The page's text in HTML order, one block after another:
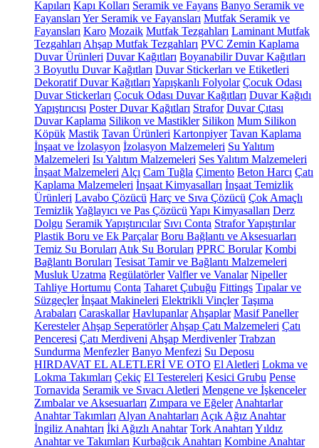
Kapıları Kapı Kolları Seramik ve Fayans Banyo Seramik ve
Fayansları Yer Seramik ve Fayansları Mutfak Seramik ve
Fayansları Karo Mozaik Mutfak Tezgahları Laminant Mutfak
Tezgahları Ahşap Mutfak Tezgahları PVC Zemin Kaplama
Duvar Ürünleri Duvar Kağıtları Boyanabilir Duvar Kağıtları
3 Boyutlu Duvar Kağıtları Duvar Stickerları ve Etiketleri
Dekoratif Duvar Kağıtları Yapışkanlı Folyolar Çocuk Odası
Duvar Stickerları Çocuk Odası Duvar Kağıtları Duvar Kağıdı
Yapıştırıcısı Poster Duvar Kağıtları Strafor Duvar Çıtası
Duvar Kaplama Silikon ve Mastikler Silikon Mum Silikon
Köpük Mastik Tavan Ürünleri Kartonpiyer Tavan Kaplama
İnşaat ve İzolasyon İzolasyon Malzemeleri Su Yalıtım
Malzemeleri Isı Yalıtım Malzemeleri Ses Yalıtım Malzemeleri
İnşaat Malzemeleri Alçı Cam Tuğla Çimento Beton Harcı Çatı
Kaplama Malzemeleri İnşaat Kimyasalları İnşaat Temizlik
Ürünleri Lavabo Çözücü Harç ve Sıva Çözücü Çok Amaçlı
TemizlikYağlayıcı ve Pas Çözücü Yapı Kimyasalları Derz
Dolgu Seramik Yapıştırıcılar Sıvı Conta Strafor Yapıştırılar
Plastik Boru ve Ek Parçalar Boru Bağlantı ve Aksesuarları
Temiz Su Boruları Atık Su Boruları PPRC Borular Kombi
Bağlantı Boruları Tesisat Tamir ve Bağlantı Malzemeleri
Musluk Uzatma Regülatörler Valfler ve Vanalar Nipeller
Tahliye Hortumu Conta Taharet Çubuğu Fittings Tıpalar ve
Süzgeçler İnşaat Makineleri Elektrikli Vinçler Taşıma
Arabaları Caraskallar Havlupanlar Ahşaplar Masif Paneller
Keresteler Ahşap Seperatörler Ahşap Çatı Malzemeleri Çatı
Penceresi Çatı Merdiveni Ahşap Merdivenler Trabzan
Sundurma Menfezler Banyo Menfezi Su Deposu
HIRDAVAT EL ALETLERİ VE OTO El Aletleri Lokma ve
Lokma Takımları Çekiç El Testereleri Kesici Grubu Pense
Tornavida Seramik ve Sıvacı Aletleri Mengene ve İşkenceler
Zımbalar ve Aksesuarları Zımpara ve Eğeler Anahtarlar
Anahtar Takımları Alyan Anahtarları Açık Ağız Anahtar
İngiliz Anahtarı İki Ağızlı Anahtar Tork Anahtarı Yıldız
Anahtar ve Takımları Kurbağcık Anahtarı Kombine Anahtar